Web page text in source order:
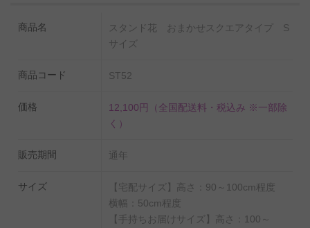
めない高さ）が異なります。
配送方法は配送地域によって異なるため、お客様にご選
事前にお問い合わせいただければ、配送方法を確認させ
ていただく事が可能です。
【スタンド設置・回収について】
◆手持ち配送
スタッフがお伺いしお花を設置いたします。
終了後にスタンドの回収を行っております。回収の日程
商品名
スタンド花 おまかせスクエアタイプ S
サイズ
商品コード ST52
価格 12,100円
（全国配送料・税込み ※一部除
く）
販売期間 通年
サイズ
【宅配サイズ】高さ：90～100cm程度
横幅：50cm程度
【手持ちお届けサイズ】高さ：100～